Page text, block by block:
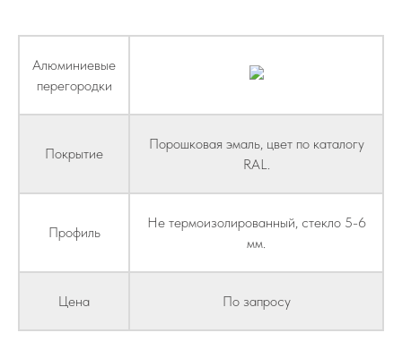
Алюминиевые
перегородки
Покрытие
Порошковая эмаль, цвет по каталогу
RAL.
Профиль
Не термоизолированный, стекло 5-6
мм.
Цена По запросу